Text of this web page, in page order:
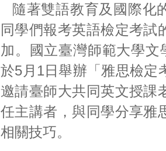
隨著雙語教育及國際化
同學們報考英語檢定考試
加。國立臺灣師範大學文
於5月1日舉辦「雅思檢定
邀請臺師大共同英文授課
任主講者，與同學分享雅
相關技巧。